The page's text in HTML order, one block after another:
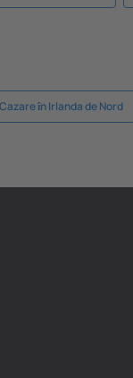
Cazare ȋn Irlanda de Nord